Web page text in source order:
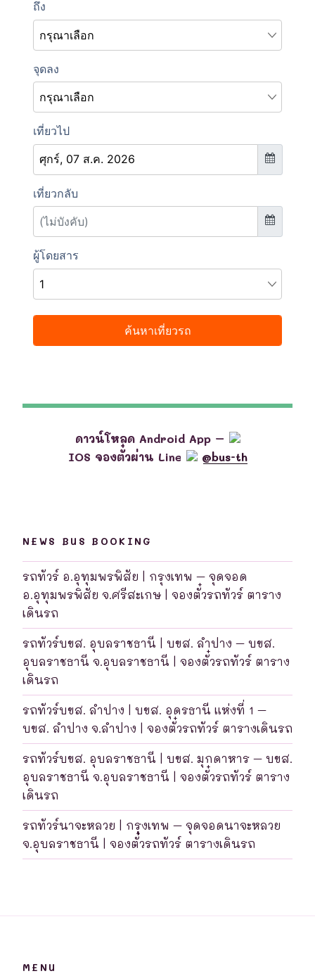
ดาวน์โหลด Android App –
IOS จองตั๋วผ่าน Line
@bus-th
NEWS BUS BOOKING
รถทัวร์ อ.อุทุมพรพิสัย | กรุงเทพ – จุดจอด
อ.อุทุมพรพิสัย จ.ศรีสะเกษ | จองตั๋วรถทัวร์ ตาราง
เดินรถ
รถทัวร์บขส. อุบลราชธานี | บขส. ลำปาง – บขส.
อุบลราชธานี จ.อุบลราชธานี | จองตั๋วรถทัวร์ ตาราง
เดินรถ
รถทัวร์บขส. ลำปาง | บขส. อุดรธานี แห่งที่ 1 –
บขส. ลำปาง จ.ลำปาง | จองตั๋วรถทัวร์ ตารางเดินรถ
รถทัวร์บขส. อุบลราชธานี | บขส. มุกดาหาร – บขส.
อุบลราชธานี จ.อุบลราชธานี | จองตั๋วรถทัวร์ ตาราง
เดินรถ
รถทัวร์นาจะหลวย | กรุงเทพ – จุดจอดนาจะหลวย
จ.อุบลราชธานี | จองตั๋วรถทัวร์ ตารางเดินรถ
MENU